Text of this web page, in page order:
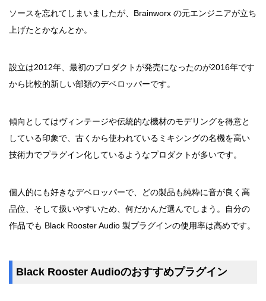
ソースを忘れてしまいましたが、Brainworx の元エンジニアが立ち
上げたとかなんとか。
設立は2012年、最初のプロダクトが発売になったのが2016年です
から比較的新しい部類のデベロッパーです。
傾向としてはヴィンテージや伝統的な機材のモデリングを得意と
している印象で、古くから使われているミキシングの名機を高い
技術力でプラグイン化しているようなプロダクトが多いです。
個人的にも好きなデベロッパーで、どの製品も純粋に音が良く高
品位、そして扱いやすいため、何だかんだ選んでしまう。自分の
作品でも Black Rooster Audio 製プラグインの使用率は高めです。
Black Rooster Audioのおすすめプラグイン